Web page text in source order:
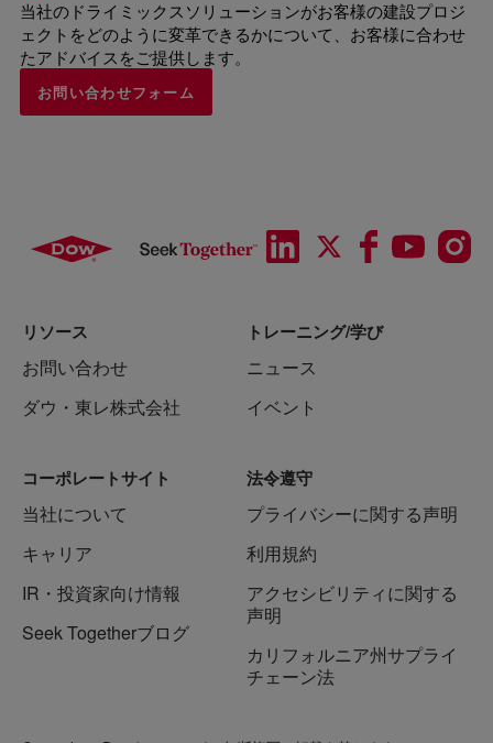
当社のドライミックスソリューションがお客様の建設プロジ
ェクトをどのように変革できるかについて、お客様に合わせ
たアドバイスをご提供します。
お問い合わせフォーム
リソース
お問い合わせ
ダウ・東レ株式会社
トレーニング/学び
ニュース
イベント
コーポレートサイト
当社について
キャリア
IR・投資家向け情報
Seek Togetherブログ
法令遵守
プライバシーに関する声明
利用規約
アクセシビリティに関する
声明
カリフォルニア州サプライ
チェーン法